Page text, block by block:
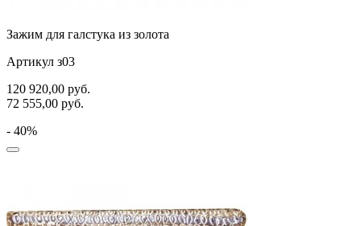
Зажим для галстука из золота
Артикул з03
120 920,00 руб.
72 555,00 руб.
- 40%